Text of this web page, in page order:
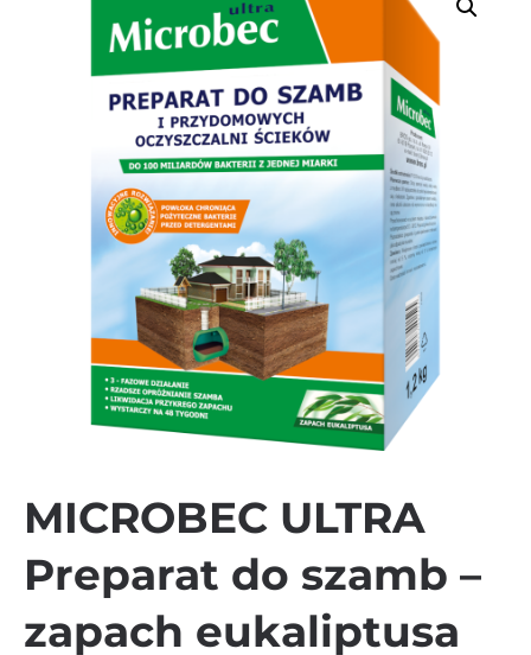
MICROBEC ULTRA
Preparat do szamb –
zapach eukaliptusa